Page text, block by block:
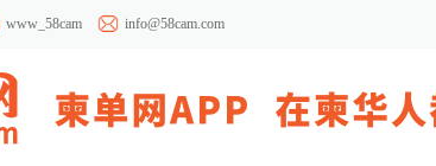
www_58cam info@58cam.com